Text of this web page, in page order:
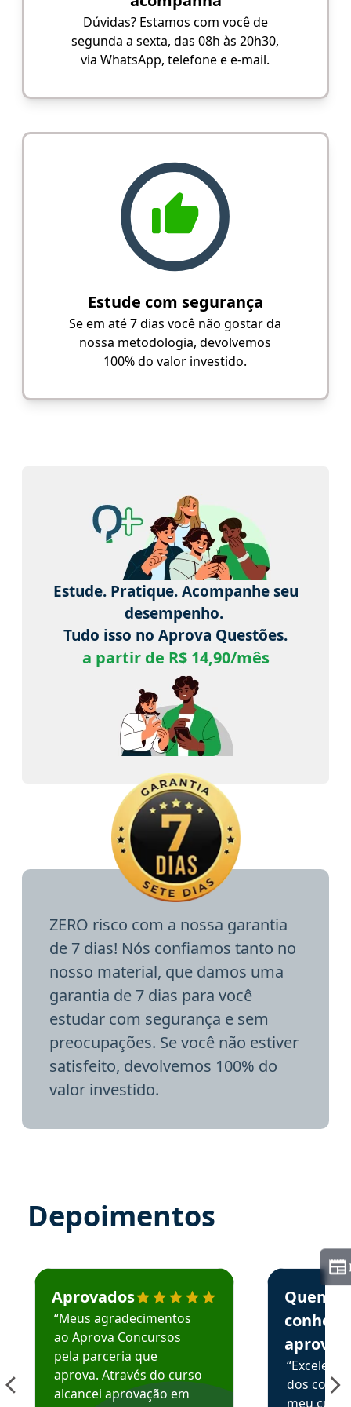
Dúvidas? Estamos com você de
segunda a sexta, das 08h às 20h30,
via WhatsApp, telefone e e-mail.
Estude com segurança
Se em até 7 dias você não gostar da
nossa metodologia, devolvemos
100% do valor investido.
Estude. Pratique. Acompanhe seu
desempenho.
Tudo isso no Aprova Questões.
a partir de R$ 14,90/mês
ZERO risco com a nossa garantia
de 7 dias! Nós confiamos tanto no
nosso material, que damos uma
garantia de 7 dias para você
estudar com segurança e sem
preocupações. Se você não estiver
satisfeito, devolvemos 100% do
valor investido.
Depoimentos
Estudante José recomenda o Aprova Concursos em
Aprovados
“Meus agradecimentos
ao Aprova Concursos
pela parceria que
aprova. Através do curso
alcancei aprovação em
Estudante
Quem
aprova
dos
meu